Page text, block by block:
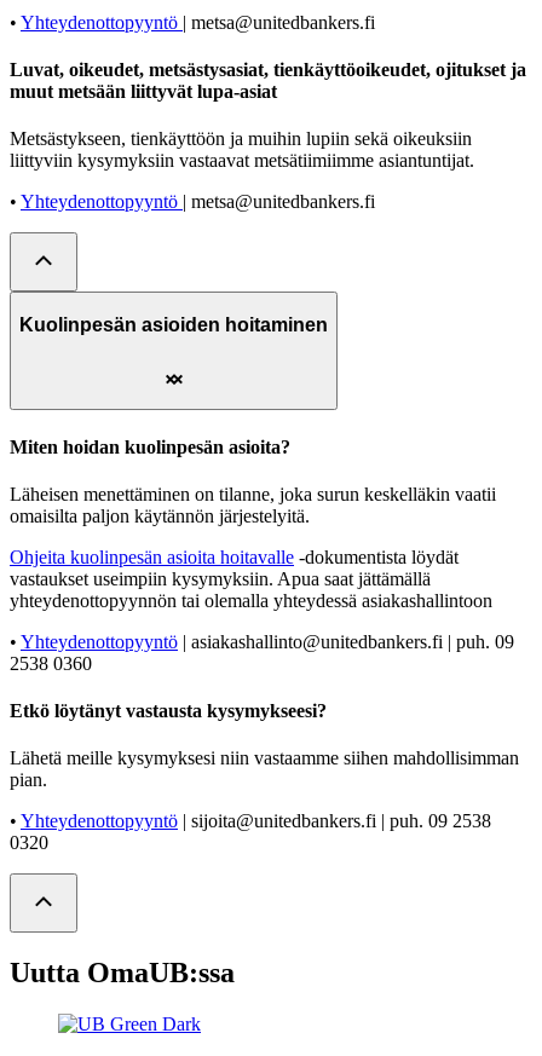
• Yhteydenottopyyntö | metsa@unitedbankers.fi
Luvat, oikeudet, metsästysasiat, tienkäyttöoikeudet, ojitukset ja
muut metsään liittyvät lupa-asiat
Metsästykseen, tienkäyttöön ja muihin lupiin sekä oikeuksiin
liittyviin kysymyksiin vastaavat metsätiimiimme asiantuntijat.
• Yhteydenottopyyntö | metsa@unitedbankers.fi
Kuolinpesän asioiden hoitaminen
Miten hoidan kuolinpesän asioita?
Läheisen menettäminen on tilanne, joka surun keskelläkin vaatii
omaisilta paljon käytännön järjestelyitä.
Ohjeita kuolinpesän asioita hoitavalle -dokumentista löydät
vastaukset useimpiin kysymyksiin. Apua saat jättämällä
yhteydenottopyynnön tai olemalla yhteydessä asiakashallintoon
• Yhteydenottopyyntö | asiakashallinto@unitedbankers.fi | puh. 09
2538 0360
Etkö löytänyt vastausta kysymykseesi?
Lähetä meille kysymyksesi niin vastaamme siihen mahdollisimman
pian.
• Yhteydenottopyyntö | sijoita@unitedbankers.fi | puh. 09 2538
0320
Uutta OmaUB:ssa